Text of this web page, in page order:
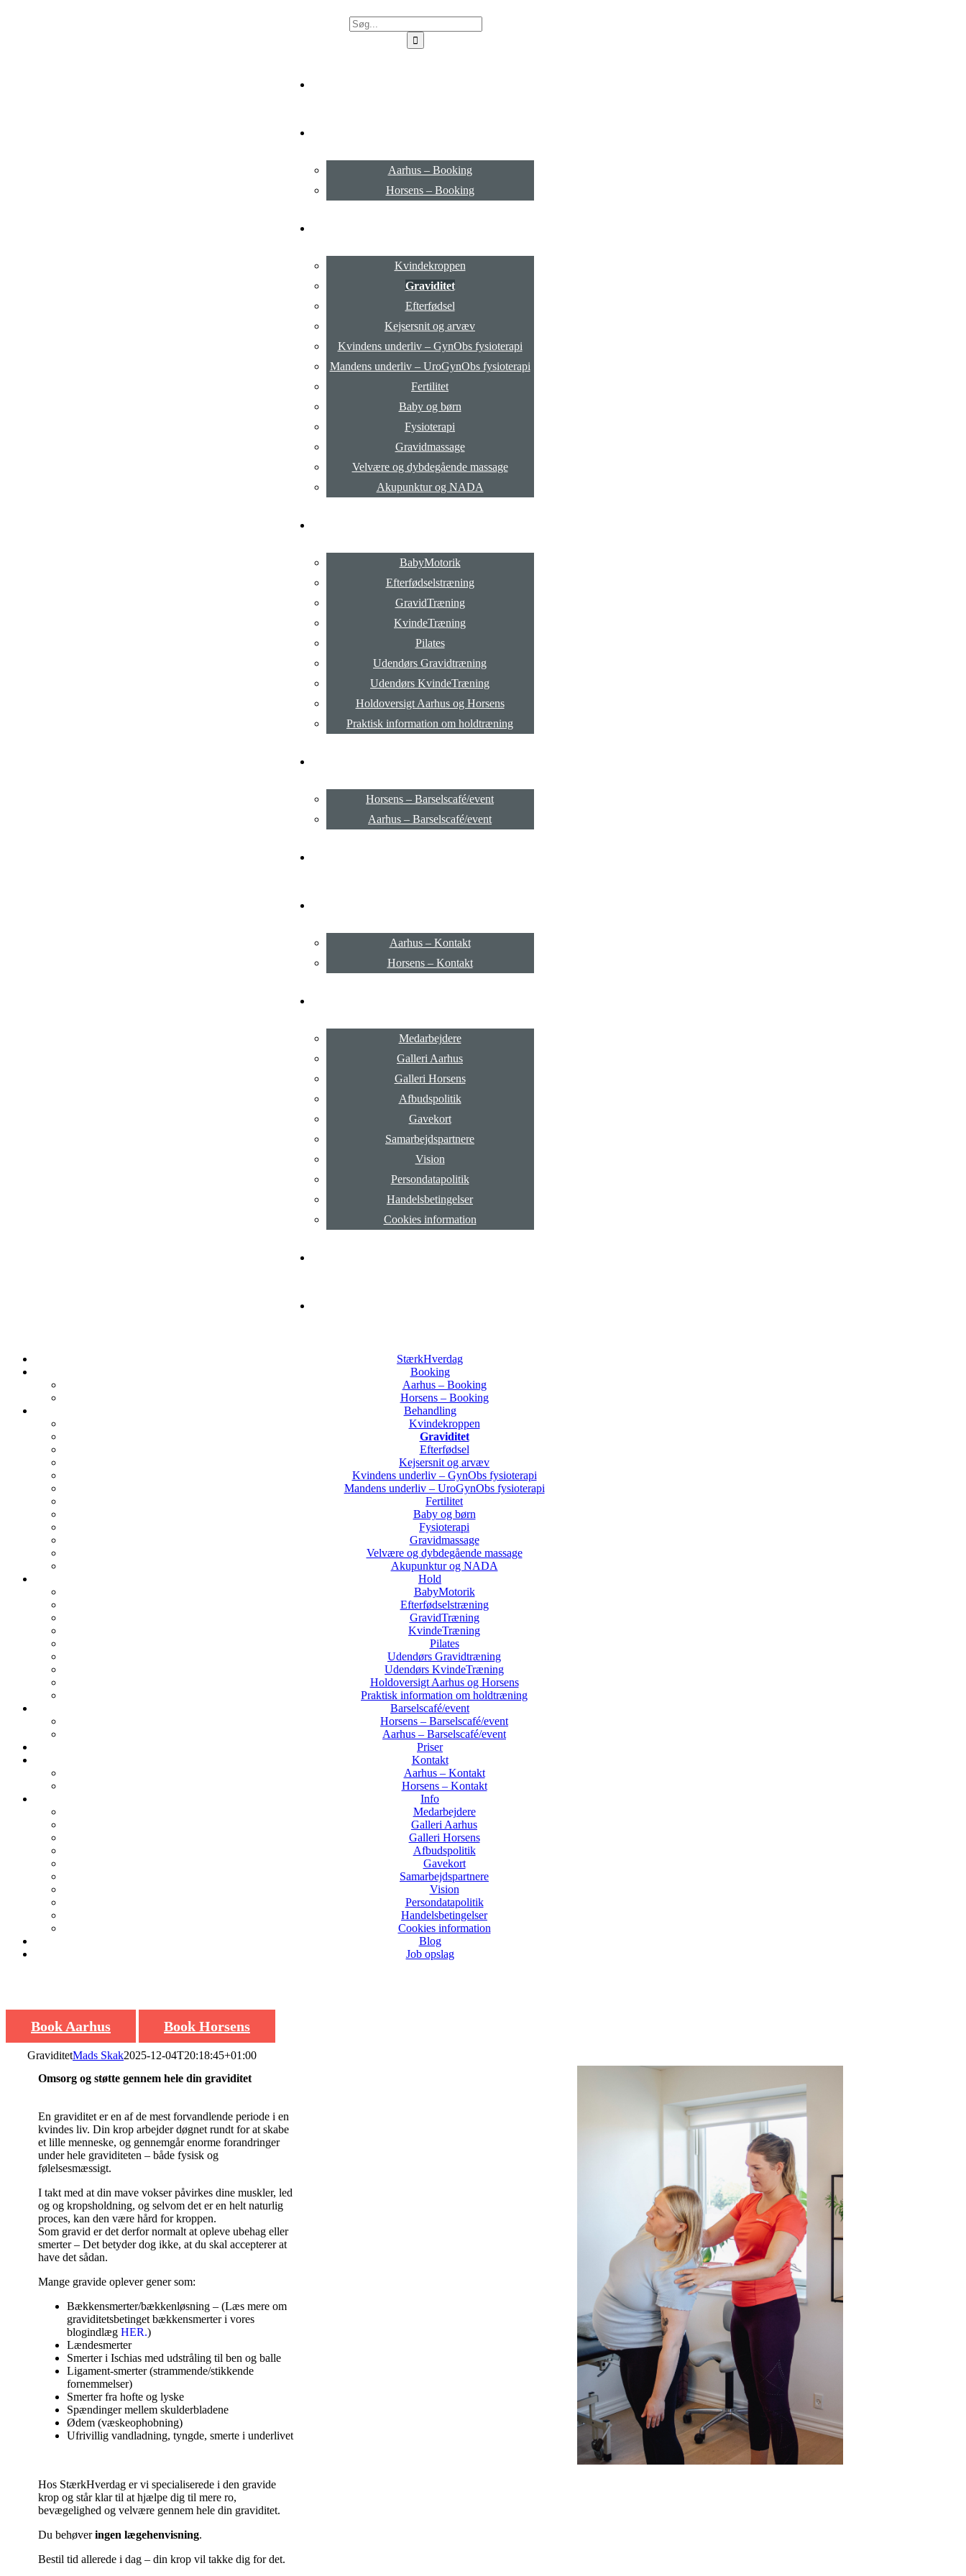
Aarhus – Booking
Horsens – Booking
Kvindekroppen
Graviditet
Efterfødsel
Kejsersnit og arvæv
Kvindens underliv – GynObs fysioterapi
Mandens underliv – UroGynObs fysioterapi
Fertilitet
Baby og børn
Fysioterapi
Gravidmassage
Velvære og dybdegående massage
Akupunktur og NADA
BabyMotorik
Efterfødselstræning
GravidTræning
KvindeTræning
Pilates
Udendørs Gravidtræning
Udendørs KvindeTræning
Holdoversigt Aarhus og Horsens
Praktisk information om holdtræning
Horsens – Barselscafé/event
Aarhus – Barselscafé/event
Aarhus – Kontakt
Horsens – Kontakt
Medarbejdere
Galleri Aarhus
Galleri Horsens
Afbudspolitik
Gavekort
Samarbejdspartnere
Vision
Persondatapolitik
Handelsbetingelser
Cookies information
StærkHverdag
Booking
Aarhus – Booking
Horsens – Booking
Behandling
Kvindekroppen
Graviditet
Efterfødsel
Kejsersnit og arvæv
Kvindens underliv – GynObs fysioterapi
Mandens underliv – UroGynObs fysioterapi
Fertilitet
Baby og børn
Fysioterapi
Gravidmassage
Velvære og dybdegående massage
Akupunktur og NADA
Hold
BabyMotorik
Efterfødselstræning
GravidTræning
KvindeTræning
Pilates
Udendørs Gravidtræning
Udendørs KvindeTræning
Holdoversigt Aarhus og Horsens
Praktisk information om holdtræning
Barselscafé/event
Horsens – Barselscafé/event
Aarhus – Barselscafé/event
Priser
Kontakt
Aarhus – Kontakt
Horsens – Kontakt
Info
Medarbejdere
Galleri Aarhus
Galleri Horsens
Afbudspolitik
Gavekort
Samarbejdspartnere
Vision
Persondatapolitik
Handelsbetingelser
Cookies information
Blog
Job opslag
Book Aarhus Book Horsens
GraviditetMads Skak2025-12-04T20:18:45+01:00
Omsorg og støtte gennem hele din graviditet
En graviditet er en af de mest forvandlende periode i en
kvindes liv. Din krop arbejder døgnet rundt for at skabe
et lille menneske, og gennemgår enorme forandringer
under hele graviditeten – både fysisk og
følelsesmæssigt.
I takt med at din mave vokser påvirkes dine muskler, led
og og kropsholdning, og selvom det er en helt naturlig
proces, kan den være hård for kroppen.
Som gravid er det derfor normalt at opleve ubehag eller
smerter – Det betyder dog ikke, at du skal accepterer at
have det sådan.
Mange gravide oplever gener som:
Bækkensmerter/bækkenløsning – (Læs mere om
graviditetsbetinget bækkensmerter i vores
blogindlæg HER.)
Lændesmerter
Smerter i Ischias med udstråling til ben og balle
Ligament-smerter (strammende/stikkende
fornemmelser)
Smerter fra hofte og lyske
Spændinger mellem skulderbladene
Ødem (væskeophobning)
Ufrivillig vandladning, tyngde, smerte i underlivet
Hos StærkHverdag er vi specialiserede i den gravide
krop og står klar til at hjælpe dig til mere ro,
bevægelighed og velvære gennem hele din graviditet.
Du behøveringen lægehenvisning.
Bestil tid allerede i dag – din krop vil takke dig for det.